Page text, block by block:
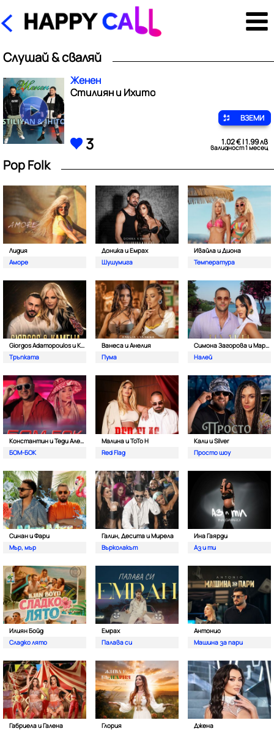
Слушай & сваляй
Женен
Стилиян и Ихито
ВЗЕМИ
3 1.02 € | 1.99 лв
валидност 1 месец
Pop Folk
Лидия
Аморе
Доника и Емрах
Шушумига
Ивайла и Диона
Температура
Giorgos Adamopoulos и Камелия
Тръпката
Ванеса и Анелия
Пума
Симона Загорова и Мартин Светломиров
Налей
Константин и Теди Александровa
БОМ-БОК
Малина и ToTo H
Red Flag
Кали и Silver
Просто шоу
Синан и Фари
Мър, мър
Галин, Десита и Мирела
Върколакът
Ина Гаярди
Аз и ти
Илиян Бойд
Сладко лято
Емрах
Палава си
Антонио
Машина за пари
Габриела и Галена
Глория
Джена